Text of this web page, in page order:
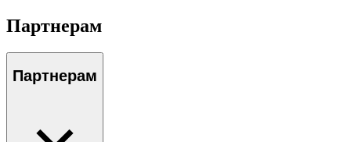
Партнерам
Партнерам